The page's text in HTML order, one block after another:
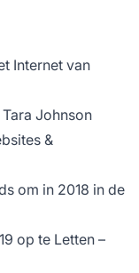
Internet van
Johnson
&
om in 2018 in de
op te Letten –